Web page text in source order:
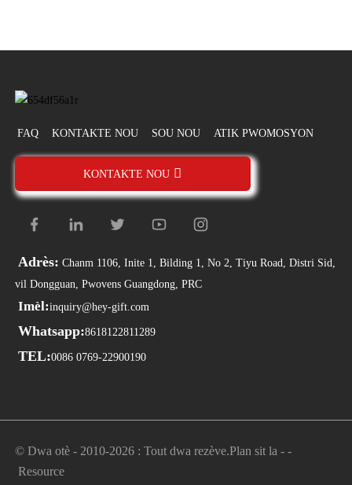
FAQ KONTAKTE NOU SOU NOU ATIK PWOMOSYON
KONTAKTE NOU
Adrès: Chanm 1106, Inite 1, Bilding 1, No 2, Tiyu Road, Distri Sid,
vil Dongguan, Pwovens Guangdong, PRC
Imèl:inquiry@hey-gift.com
Whatsapp:8618122811289
TEL:0086 0769-22900190
© Dwa otè - 2010-2026 : Tout dwa rezève.Plan sit la - -
Resource